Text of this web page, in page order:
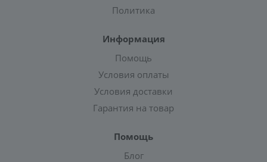
Политика
Информация
Помощь
Условия оплаты
Условия доставки
Гарантия на товар
Помощь
Блог